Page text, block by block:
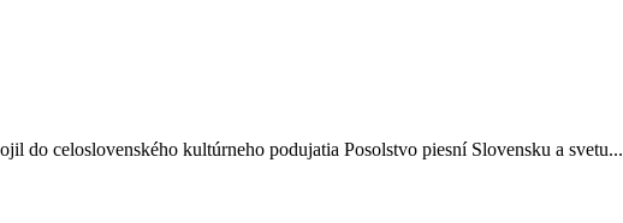
do celoslovenského kultúrneho podujatia Posolstvo piesní Slovensku a svetu...